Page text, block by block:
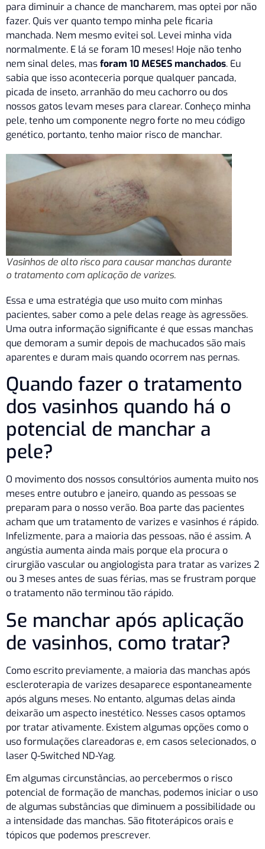
para diminuir a chance de mancharem, mas optei por não
fazer. Quis ver quanto tempo minha pele ficaria
manchada. Nem mesmo evitei sol. Levei minha vida
normalmente. E lá se foram 10 meses! Hoje não tenho
nem sinal deles, masforam 10 MESES manchados. Eu
sabia que isso aconteceria porque qualquer pancada,
picada de inseto, arranhão do meu cachorro ou dos
nossos gatos levam meses para clarear. Conheço minha
pele, tenho um componente negro forte no meu código
genético, portanto, tenho maior risco de manchar.
Vasinhos de alto risco para causar manchas durante
o tratamento com aplicação de varizes.
Essa e uma estratégia que uso muito com minhas
pacientes, saber como a pele delas reage às agressões.
Uma outra informação significante é que essas manchas
que demoram a sumir depois de machucados são mais
aparentes e duram mais quando ocorrem nas pernas.
Quando fazer o tratamento
dos vasinhos quando há o
potencial de manchar a
pele?
O movimento dos nossos consultórios aumenta muito nos
meses entre outubro e janeiro, quando as pessoas se
preparam para o nosso verão. Boa parte das pacientes
acham que um tratamento de varizes e vasinhos é rápido.
Infelizmente, para a maioria das pessoas, não é assim. A
angústia aumenta ainda mais porque ela procura o
cirurgião vascular ou angiologista para tratar as varizes 2
ou 3 meses antes de suas férias, mas se frustram porque
o tratamento não terminou tão rápido.
Se manchar após aplicação
de vasinhos, como tratar?
Como escrito previamente, a maioria das manchas após
escleroterapia de varizes desaparece espontaneamente
após alguns meses. No entanto, algumas delas ainda
deixarão um aspecto inestético. Nesses casos optamos
por tratar ativamente. Existem algumas opções como o
uso formulações clareadoras e, em casos selecionados, o
laser Q-Switched ND-Yag.
Em algumas circunstâncias, ao percebermos o risco
potencial de formação de manchas, podemos iniciar o uso
de algumas substâncias que diminuem a possibilidade ou
a intensidade das manchas. São fitoterápicos orais e
tópicos que podemos prescrever.